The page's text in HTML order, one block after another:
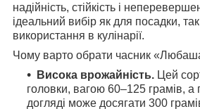
надійність, стійкість і
ідеальний вибір як для посадки,
використання в кулінарії.
Чому варто обрати часник
Висока врожайність. Цей
головки, вагою 60–125 грамів,
догляді може досягати 300